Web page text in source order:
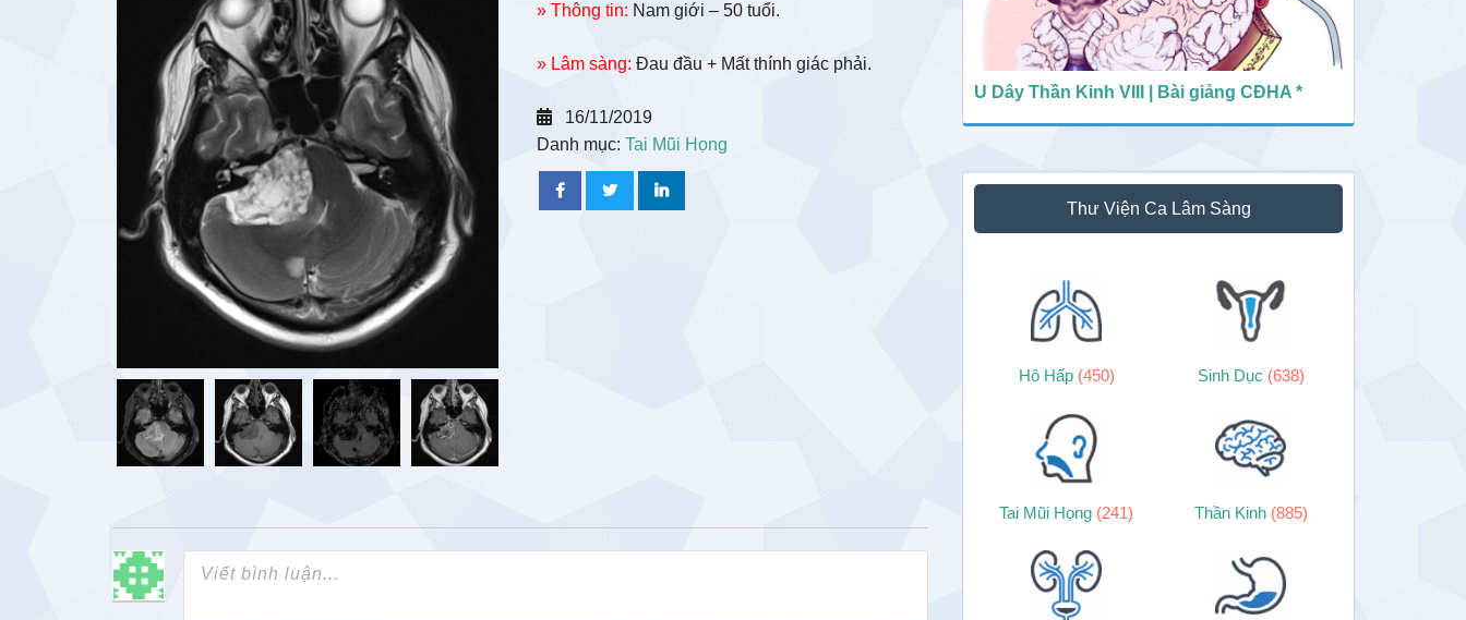
» Thông tin: Nam giới – 50 tuổi.
» Lâm sàng: Đau đầu + Mất thính giác phải.
16/11/2019
Danh mục: Tai Mũi Họng
U Dây Thần Kinh VIII | Bài giảng CĐHA *
Thư Viện Ca Lâm Sàng
Hô Hấp (450) Sinh Dục (638)
Tai Mũi Họng (241) Thần Kinh (885)